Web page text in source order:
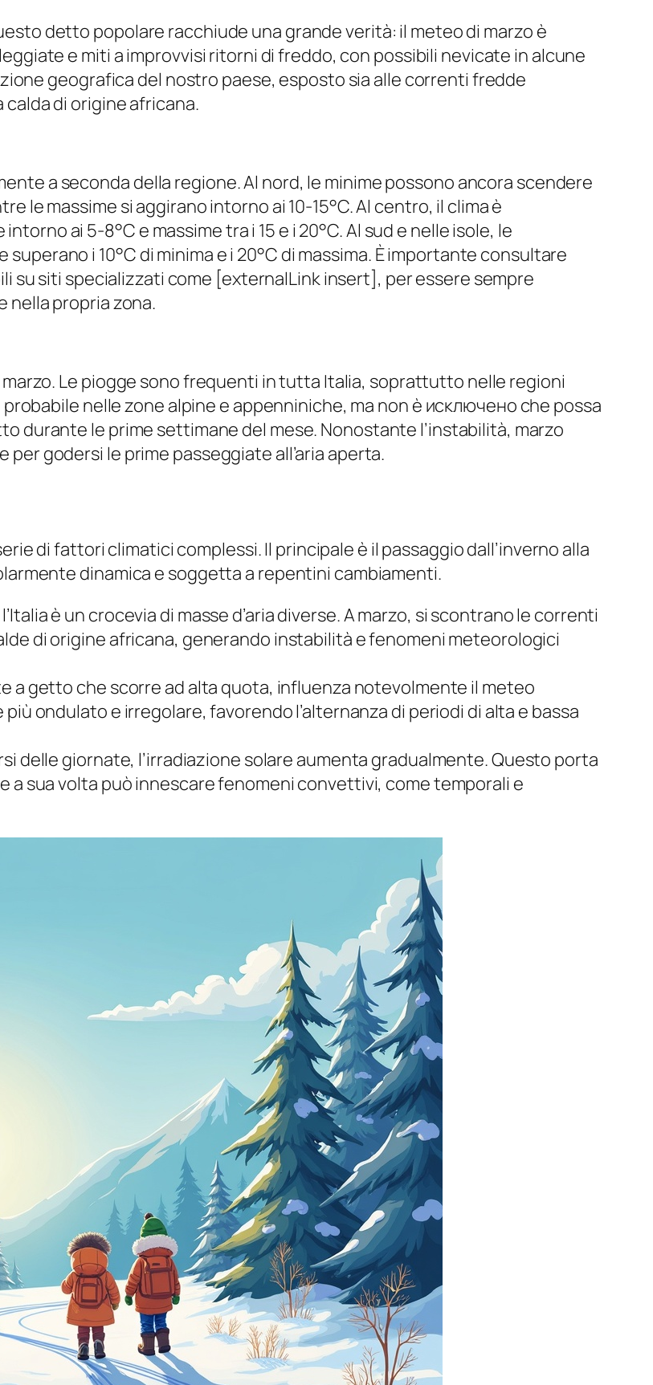
detto popolare racchiude una grande verità: il meteo di marzo è
e miti a improvvisi ritorni di freddo, con possibili nevicate in alcune
geografica del nostro paese, esposto sia alle correnti fredde
calda di origine africana.
a seconda della regione. Al nord, le minime possono ancora scendere
le massime si aggirano intorno ai 10-15°C. Al centro, il clima è
ai 5-8°C e massime tra i 15 e i 20°C. Al sud e nelle isole, le
i 10°C di minima e i 20°C di massima. È importante consultare
su siti specializzati come [externalLink insert], per essere sempre
propria zona.
Le piogge sono frequenti in tutta Italia, soprattutto nelle regioni
nelle zone alpine e appenniniche, ma non è исключено che possa
durante le prime settimane del mese. Nonostante l’instabilità, marzo
godersi le prime passeggiate all’aria aperta.
di fattori climatici complessi. Il principale è il passaggio dall’inverno alla
dinamica e soggetta a repentini cambiamenti.
è un crocevia di masse d’aria diverse. A marzo, si scontrano le correnti
di origine africana, generando instabilità e fenomeni meteorologici
a getto che scorre ad alta quota, influenza notevolmente il meteo
ondulato e irregolare, favorendo l’alternanza di periodi di alta e bassa
delle giornate, l’irradiazione solare aumenta gradualmente. Questo porta
sua volta può innescare fenomeni convettivi, come temporali e